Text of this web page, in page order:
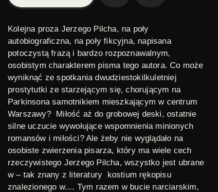
Kolejna proza Jerzego Pilcha, na poły
autobiograficzna, na poły fikcyjna, napisana
potoczystą frazą i bardzo rozpoznawalnym,
osobistym charakterem pisma tego autora. Co może
wyniknąć ze spotkania dwudziestokilkuletniej
prostytutki ze starzejącym się, chorującym na
Parkinsona samotnikiem mieszkającym w centrum
Warszawy? Miłość aż do grobowej deski, ostatnie
silne uczucie wywołujące wspomnienia minionych
romansów i miłości? Ale żeby nie wyglądało na
osobiste zwierzenia pisarza, który ma wiele cech
rzeczywistego Jerzego Pilcha, wszystko jest ubrane
w – tak znany z literatury kostium rękopisu
znalezionego w.... Tym razem w bucie narciarskim,